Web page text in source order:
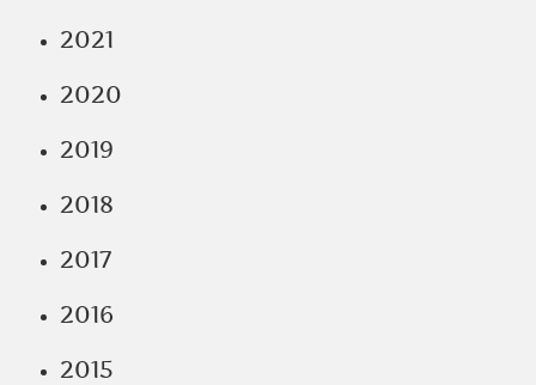
2021
2020
2019
2018
2017
2016
2015